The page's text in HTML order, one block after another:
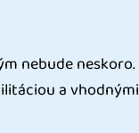
nebude
a